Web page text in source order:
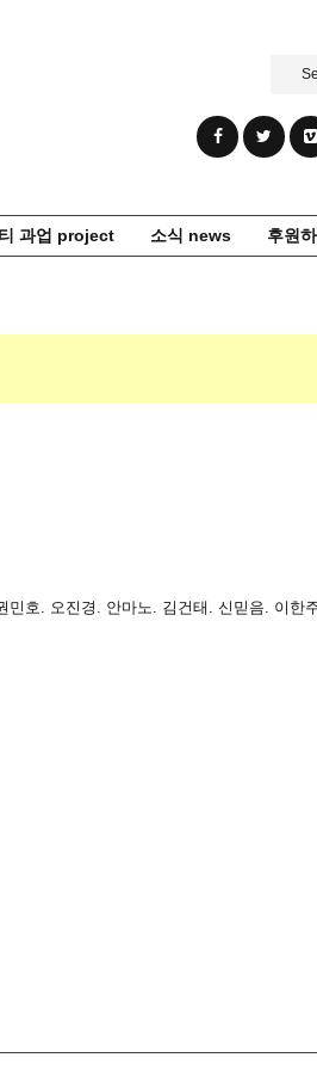
과업 project 소식 news 후원하
호. 오진경. 안마노. 김건태. 신믿음. 이한